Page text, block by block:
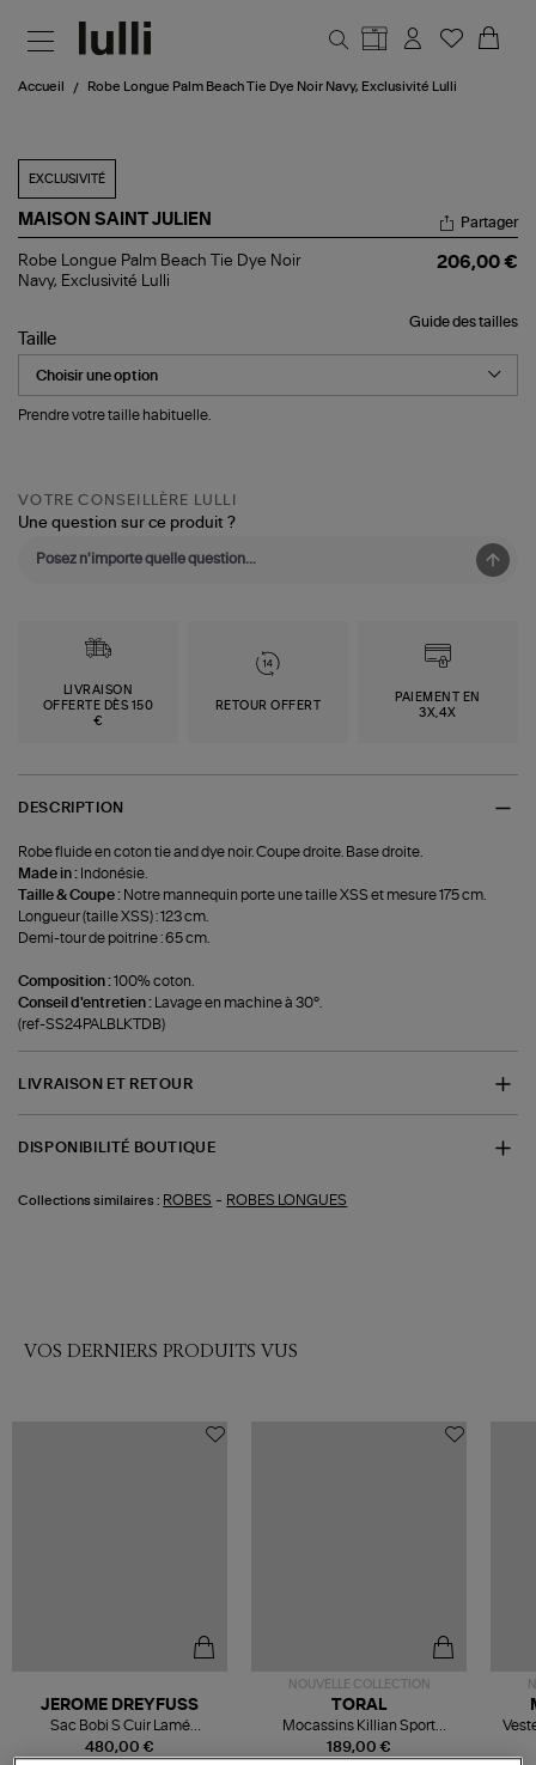
Accueil Robe Longue Palm Beach Tie Dye Noir Navy, Exclusivité Lulli
EXCLUSIVITÉ
MAISON SAINT JULIEN
Robe
Longue
Palm
Tie
Dye
Noir
Exclusivité
Partager
Robe Longue Palm Beach Tie Dye Noir
Navy, Exclusivité Lulli
206,00 €
Guide des tailles
Taille
Prendre votre taille habituelle.
VOTRE CONSEILLÈRE LULLI
Une question sur ce produit ?
LIVRAISON
OFFERTE DÈS 150
€
RETOUR OFFERT
PAIEMENT EN
3X,4X
DESCRIPTION
Robe fluide en coton tie and dye noir. Coupe droite. Base droite.
Made in : Indonésie.
Taille & Coupe : Notre mannequin porte une taille XSS et mesure 175 cm.
Longueur (taille XSS) : 123 cm.
Demi-tour de poitrine : 65 cm.
Composition :100% coton.
Conseil d'entretien :
Lavage en machine à 30°.
(ref-SS24PALBLKTDB)
LIVRAISON ET RETOUR
DISPONIBILITÉ BOUTIQUE
Collections similaires : ROBES - ROBES LONGUES
VOS DERNIERS PRODUITS VUS
480,00 €
JEROME DREYFUSS
Sac Bobi S Cuir Lamé
Champagne
NOUVELLE COLLECTION
189,00 €
TORAL
Mocassins Killian Sport
Mousse